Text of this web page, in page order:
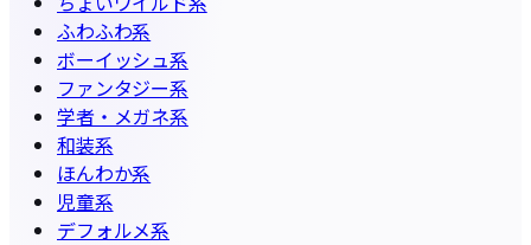
ふわふわ系
ボーイッシュ系
ファンタジー系
学者・メガネ系
和装系
ほんわか系
児童系
デフォルメ系